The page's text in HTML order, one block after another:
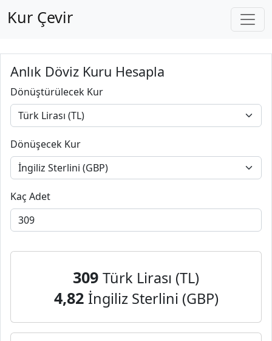
Kur Çevir
Anlık Döviz Kuru Hesapla
Dönüştürülecek Kur
Dönüşecek Kur
Kaç Adet
309 Türk Lirası (TL)
4,82 İngiliz Sterlini (GBP)